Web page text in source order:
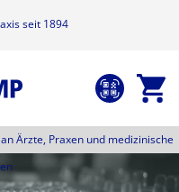
seit 1894
Ärzte, Praxen und medizinische